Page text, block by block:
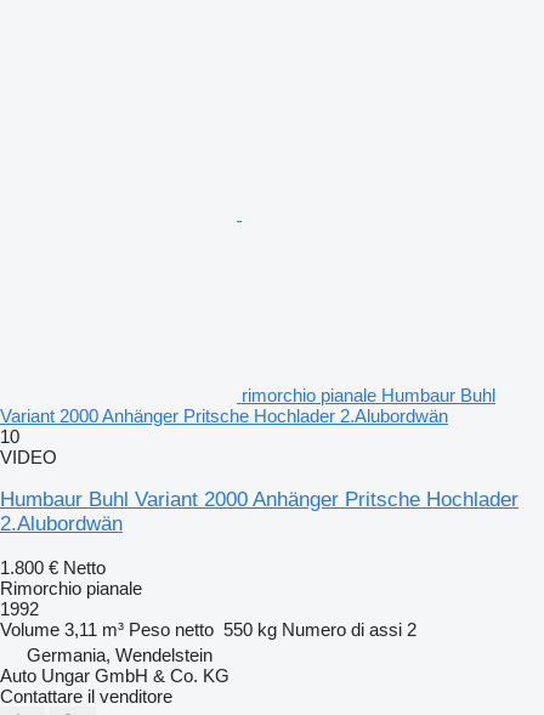
rimorchio pianale Humbaur Buhl
Variant 2000 Anhänger Pritsche Hochlader 2.Alubordwän
10
VIDEO
Humbaur Buhl Variant 2000 Anhänger Pritsche Hochlader
2.Alubordwän
1.800 € Netto
Rimorchio pianale
1992
Volume 3,11 m³ Peso netto 550 kg Numero di assi 2
Germania, Wendelstein
Auto Ungar GmbH & Co. KG
Contattare il venditore